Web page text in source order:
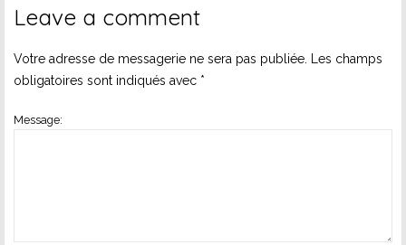
Leave a comment
Votre adresse de messagerie ne sera pas publiée.
Les champs
obligatoires sont indiqués avec *
Message: